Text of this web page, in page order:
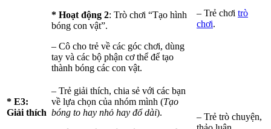
* Hoạt động 2: Trò chơi “Tạo hình
bóng con vật”.
– Cô cho trẻ về các góc chơi, dùng
tay và các bộ phận cơ thể để tạo
thành bóng các con vật.
– Trẻ chơi trò
chơi.
* E3:
Giải thích
– Trẻ giải thích, chia sẻ với các bạn
về lựa chọn của nhóm mình (Tạo
bóng to hay nhỏ hay đổ dài).
– Trẻ trò chuyện,